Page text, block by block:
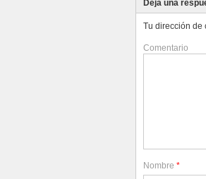
Deja una
Tu dirección de
Comentario
Nombre *